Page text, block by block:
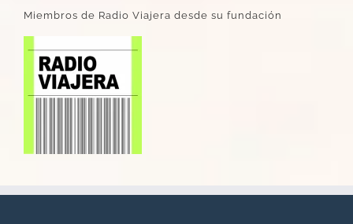
Miembros de Radio Viajera desde su fundación